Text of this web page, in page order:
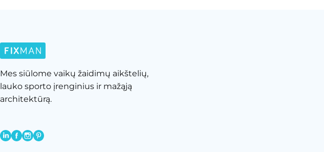
Mes siūlome vaikų žaidimų aikštelių,
lauko sporto įrenginius ir mažąją
architektūrą.